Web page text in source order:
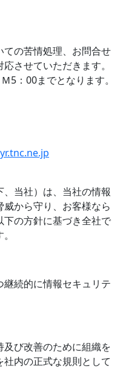
の苦情処理、お問合せ
させていただきます。
5：00までとなります。
当社）は、当社の情報
から守り、お客様なら
の方針に基づき全社で
続的に情報セキュリテ
び改善のために組織を
内の正式な規則として